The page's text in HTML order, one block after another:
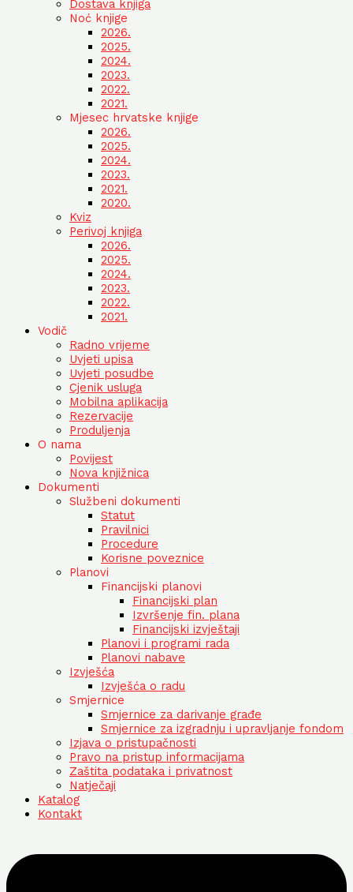
Dostava knjiga
Noć knjige
2026.
2025.
2024.
2023.
2022.
2021.
Mjesec hrvatske knjige
2026.
2025.
2024.
2023.
2021.
2020.
Kviz
Perivoj knjiga
2026.
2025.
2024.
2023.
2022.
2021.
Vodič
Radno vrijeme
Uvjeti upisa
Uvjeti posudbe
Cjenik usluga
Mobilna aplikacija
Rezervacije
Produljenja
O nama
Povijest
Nova knjižnica
Dokumenti
Službeni dokumenti
Statut
Pravilnici
Procedure
Korisne poveznice
Planovi
Financijski planovi
Financijski plan
Izvršenje fin. plana
Financijski izvještaji
Planovi i programi rada
Planovi nabave
Izvješća
Izvješća o radu
Smjernice
Smjernice za darivanje građe
Smjernice za izgradnju i upravljanje fondom
Izjava o pristupačnosti
Pravo na pristup informacijama
Zaštita podataka i privatnost
Natječaji
Katalog
Kontakt